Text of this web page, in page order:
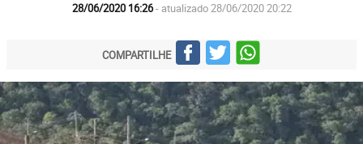
28/06/2020 16:26- atualizado 28/06/2020 20:22
COMPARTILHE